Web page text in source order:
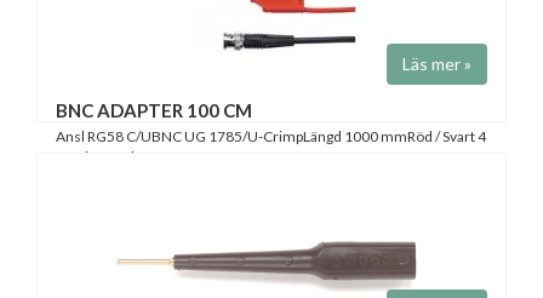
BNC ADAPTER 100 CM
Ansl RG58 C/UBNC UG 1785/U-CrimpLängd 1000 mmRöd / Svart 4
mm bananpluggar....
Läs mer »